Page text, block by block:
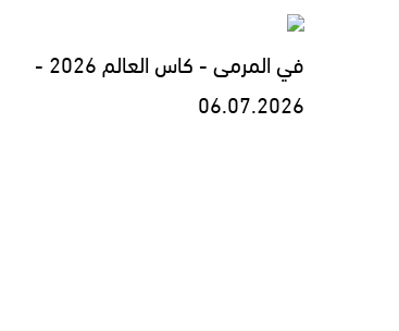
في المرمى - كاس العالم 2026 -
06.07.2026